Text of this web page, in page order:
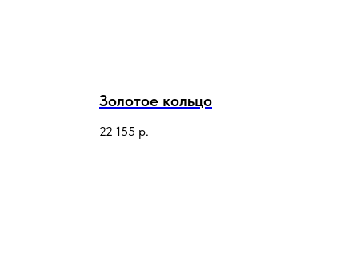
Золотое кольцо
22 155 р.